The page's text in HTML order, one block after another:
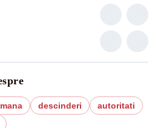
descinderi
autoritati